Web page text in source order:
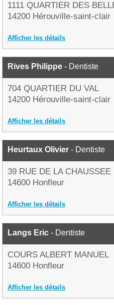
1111 QUARTIER DES
14200 Hérouville-saint-clair
Afficher les détails
Rives Philippe - Dentiste
704 QUARTIER DU VAL
14200 Hérouville-saint-clair
Afficher les détails
Heurtaux Olivier - Dentiste
39 RUE DE LA CHAUSSEE
14600 Honfleur
Afficher les détails
Langs Eric - Dentiste
COURS ALBERT MANUEL
14600 Honfleur
Afficher les détails